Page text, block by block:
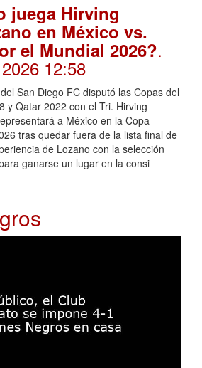
juega Hirving
en México vs.
el Mundial 2026?.
12:58
San Diego FC disputó las Copas del
y Qatar 2022 con el Tri. Hirving
a México en la Copa
tras quedar fuera de la lista final de
de Lozano con la selección
ganarse un lugar en la consi